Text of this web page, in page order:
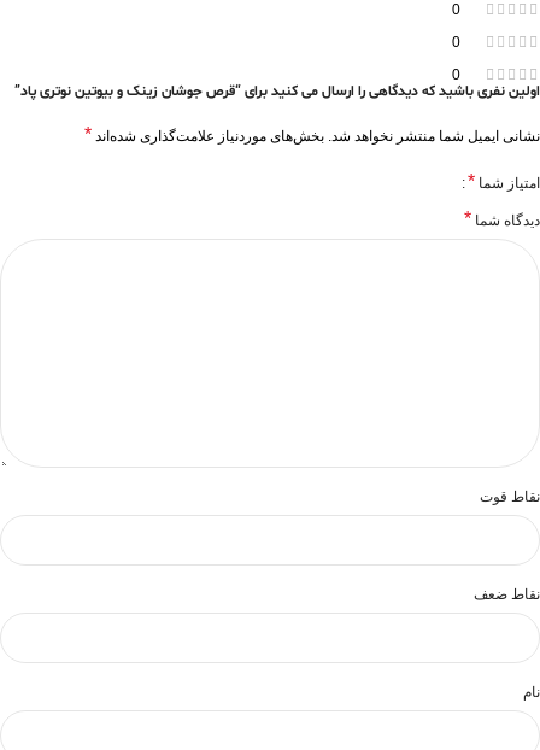
0
0
0
اولین نفری باشید که دیدگاهی را ارسال می کنید برای “قرص جوشان زینک و بیوتین نوتری پاد”
نشانی ایمیل شما منتشر نخواهد شد. بخش‌های موردنیاز علامت‌گذاری شده‌اند *
امتیاز شما *
دیدگاه شما *
نقاط قوت
نقاط ضعف
نام